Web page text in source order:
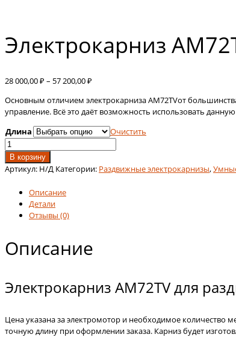
Электрокарниз
28 000,00₽ – 57 200,00₽
28
000,00 ₽
–
57
200,00 ₽
Основным отличием электрокарниза AM72TVот
управление. Всё это даёт возможность использовать
Длина
Очистить
Количество
товара
Электрокарниз
AM72TV
управлением
пофазно
В корзину
Артикул: Н/Д Категории: Раздвижные электрокарнизы,
Описание
Детали
Отзывы (0)
Описание
Электрокарниз AM72TV для
Цена указана за электромотор и необходимое
точную длину при оформлении заказа. Карниз будет